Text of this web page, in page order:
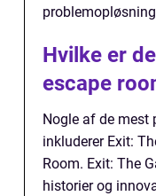
Hvilke er
escape
Nogle af de
inkluderer Exit:
Room. Exit: The
historier og